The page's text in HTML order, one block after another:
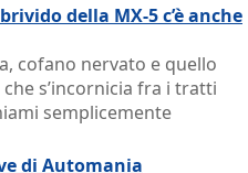
della MX‑5 c’è anche
cofano nervato e quello
s’incornicia fra i tratti
semplicemente
di Automania